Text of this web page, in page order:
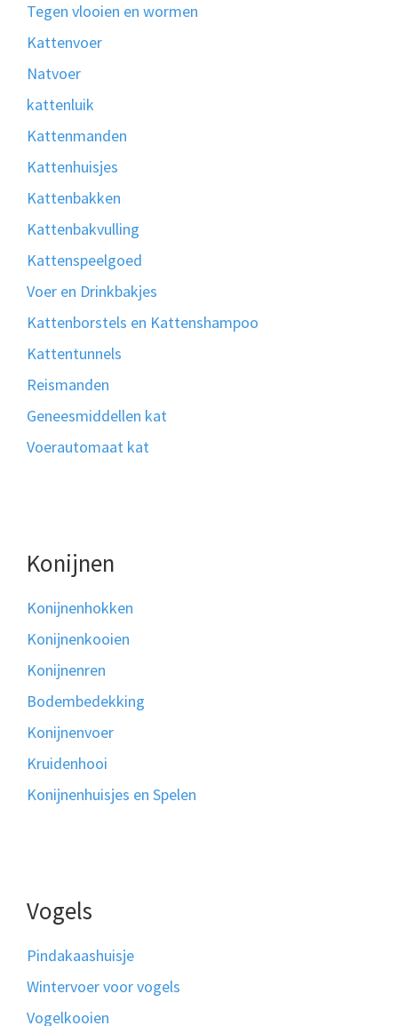
Tegen vlooien en wormen
Kattenvoer
Natvoer
kattenluik
Kattenmanden
Kattenhuisjes
Kattenbakken
Kattenbakvulling
Kattenspeelgoed
Voer en Drinkbakjes
Kattenborstels en Kattenshampoo
Kattentunnels
Reismanden
Geneesmiddellen kat
Voerautomaat kat
Konijnen
Konijnenhokken
Konijnenkooien
Konijnenren
Bodembedekking
Konijnenvoer
Kruidenhooi
Konijnenhuisjes en Spelen
Vogels
Pindakaashuisje
Wintervoer voor vogels
Vogelkooien